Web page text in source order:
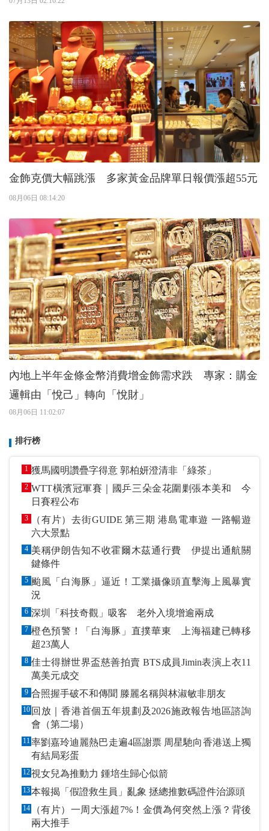
金飾克價大幅跳漲 多家黃金品牌單日報價漲超55元
08月06日 08:14:20
內地上半年金條金幣消費增金飾需求跌 專家：購金
邏輯由「悅己」轉向「悅財」
08月06日 11:02:07
排行榜
1 獲馬國明讚疊字得意 郭柏妍澄清非「綠茶」
2 WTT橫濱冠軍賽｜國乒三朵金花圍剿張本美和 今
日賽程公布
3
（有片）去街GUIDE 第三期 港島電車遊 一路暢遊
六大景點
4 美稱伊朗告知不收霍爾木茲通行費 伊提出通航關
鍵條件
5 颱風「白海豚」逼近！工業攝像頭直擊海上風暴實
況
6 深圳「科技奇觀」吸客 老外入境增逾兩成
7 橙色預警！「白海豚」直撲華東 上海福建已轉移
超23萬人
8 佳士得辦世界盃慈善拍賣 BTS成員Jimin表演上衣11
萬美元成交
9 合照握手破不和傳聞 滕麗名稱與林淑敏非朋友
10 回放｜香港首個五年規劃及2026施政報告地區諮詢
會（第二場）
11率劉嘉玲迪麗熱巴走遍4區謝票 周星馳向香港送上獨
有結局彩蛋
12 視女兒為推動力 鍾培生歸心似箭
13 本報揭「假證救生員」亂象 拯總推數碼證件治源頭
14
（有片）一周大漲超7%！金價為何突然上漲？背後
兩大推手